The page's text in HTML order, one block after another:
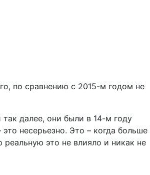
по сравнению с 2015-м годом не
далее, они были в 14-м году
несерьезно. Это – когда больше
реальную это не влияло и никак не